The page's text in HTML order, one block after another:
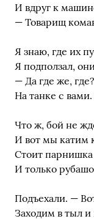
И вдруг к
— Товарищ
Я знаю, где их
Я подползал,
— Да где же,
На танке с
Что ж, бой не
И вот мы катим
Стоит
И только
Подъехали. —
Заходим в тыл и